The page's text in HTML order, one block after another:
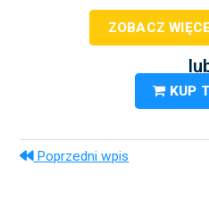
ZOBACZ
KUP
Poprzedni wpis